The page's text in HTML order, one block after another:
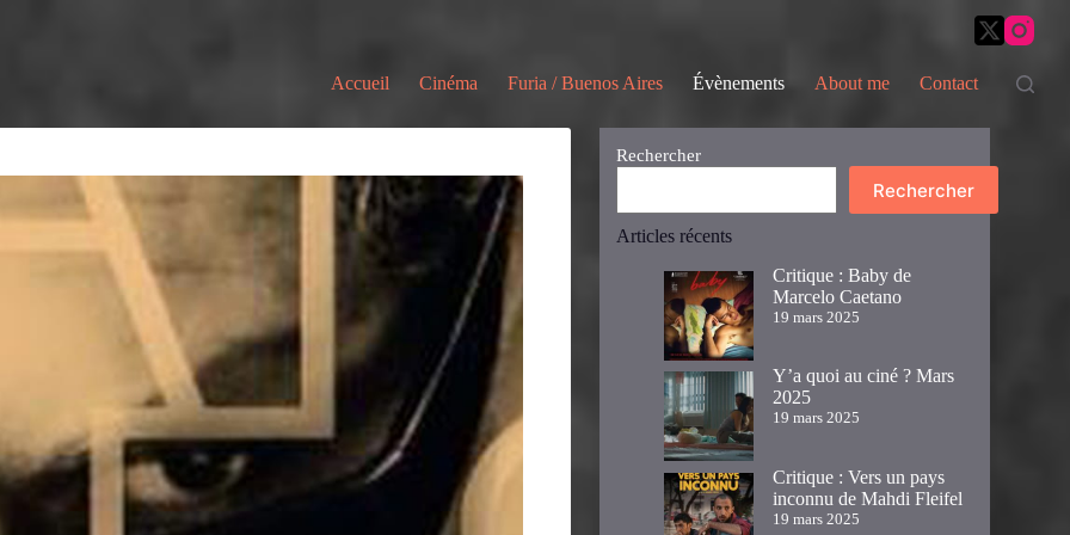
Accueil Cinéma Furia / Buenos Aires Évènements About me Contact
Rechercher
Rechercher
Articles récents
Critique : Baby de
Marcelo Caetano
19 mars 2025
Y’a quoi au ciné ? Mars
2025
19 mars 2025
Critique : Vers un pays
inconnu de Mahdi Fleifel
19 mars 2025